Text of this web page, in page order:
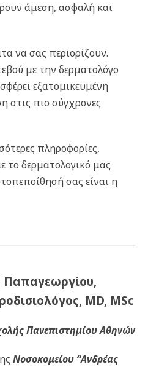
άμεση, ασφαλή και
να σας περιορίζουν.
με την δερματολόγο
εξατομικευμένη
στις πιο σύγχρονες
πληροφορίες,
το δερματολογικό μας
σας είναι η
Παπαγεωργίου,
MD, MSc
Πανεπιστημίου Αθηνών
Νοσοκομείου “Ανδρέας